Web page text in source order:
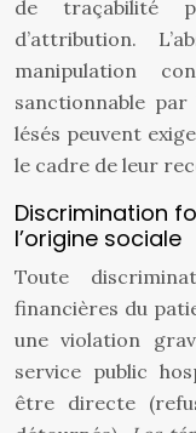
de traçabilité
d’attribution.
manipulation
sanctionnable
lésés peuvent
le cadre de leur
Discrimination
l’origine sociale
Toute
financières du
une violation
service public
être directe